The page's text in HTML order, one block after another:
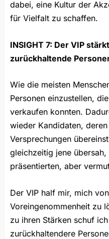
dabei, eine Kultur der
für Vielfalt zu schaffen.
INSIGHT 7: Der VIP
zurückhaltende
Wie die meisten
Personen einzustellen,
verkaufen konnten.
wieder Kandidaten,
Versprechungen
gleichzeitig jene
präsentierten, aber
Der VIP half mir, mich
Voreingenommenheit zu
zu ihren Stärken schuf
zurückhaltendere